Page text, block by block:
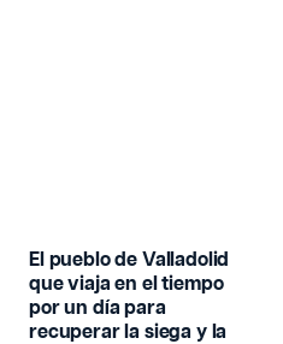
El pueblo de Valladolid
que viaja en el tiempo
por un día para
recuperar la siega y la